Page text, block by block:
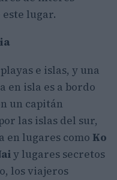
lugar.
e islas, y una
en isla es a bordo
un capitán
las islas del sur,
en lugares como Ko
y lugares secretos
los viajeros